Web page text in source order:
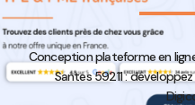
Conception plateforme en
Santes 59211 :